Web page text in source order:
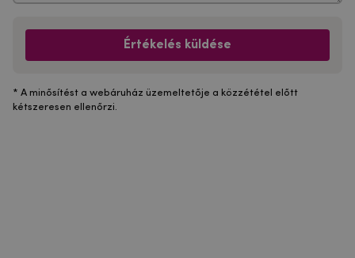
Értékelés küldése
* A minősítést a webáruház üzemeltetője a közzététel előtt
kétszeresen ellenőrzi.